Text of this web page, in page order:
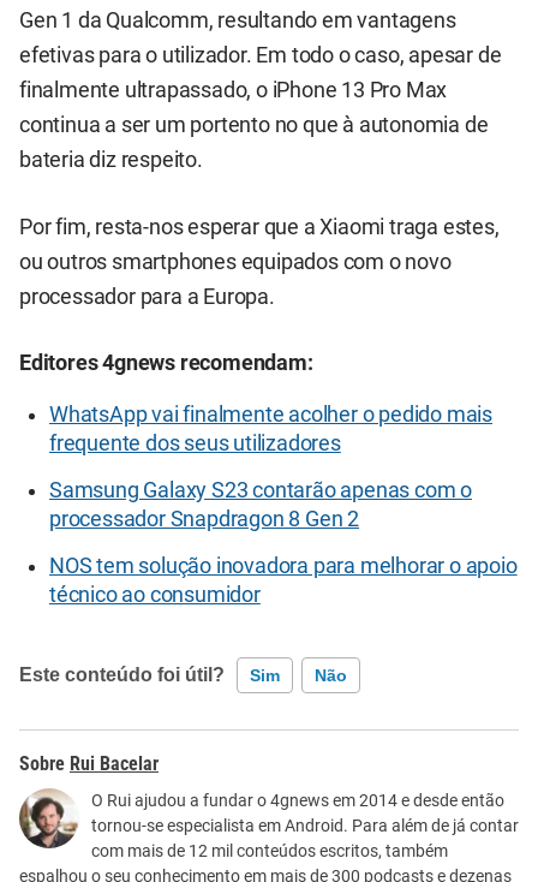
Gen 1 da Qualcomm, resultando em vantagens
efetivas para o utilizador. Em todo o caso, apesar de
finalmente ultrapassado, o iPhone 13 Pro Max
continua a ser um portento no que à autonomia de
bateria diz respeito.
Por fim, resta-nos esperar que a Xiaomi traga estes,
ou outros smartphones equipados com o novo
processador para a Europa.
Editores 4gnews recomendam:
WhatsApp vai finalmente acolher o pedido mais
frequente dos seus utilizadores
Samsung Galaxy S23 contarão apenas com o
processador Snapdragon 8 Gen 2
NOS tem solução inovadora para melhorar o apoio
técnico ao consumidor
Este conteúdo foi útil? Sim Não
Este conteúdo contém informação incorreta
Este conteúdo não tem a informação que procuro
Outro
Rui Bacelar
O Rui ajudou a fundar o 4gnews em 2014 e desde então
tornou-se especialista em Android. Para além de já contar
com mais de 12 mil conteúdos escritos, também
espalhou o seu conhecimento em mais de 300 podcasts e dezenas